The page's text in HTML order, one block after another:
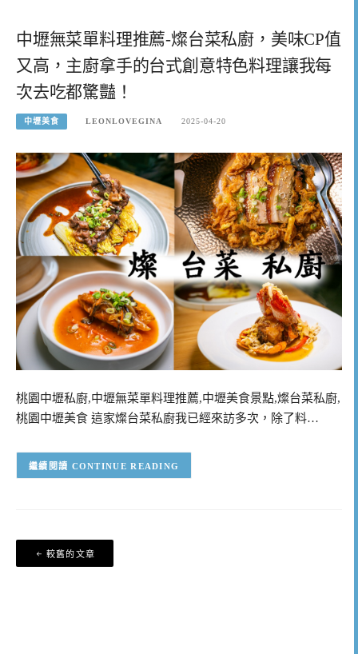
中壢無菜單料理推薦-燦台菜私廚，美味CP值
又高，主廚拿手的台式創意特色料理讓我每
次去吃都驚豔！
中壢美食 LEONLOVEGINA 2025-04-20
桃園中壢私廚,中壢無菜單料理推薦,中壢美食景點,燦台菜私廚,
桃園中壢美食 這家燦台菜私廚我已經來訪多次，除了料…
CONTINUE READING
文
章
較舊的文章